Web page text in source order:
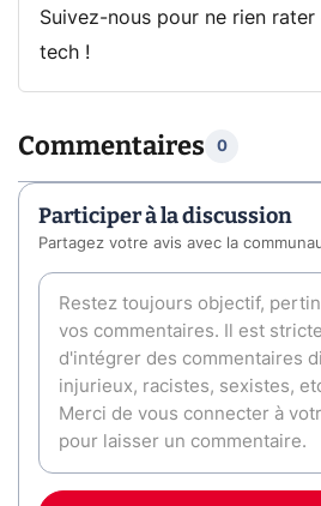
Suivez-nous pour ne rien rater
tech !
Commentaires 0
Participer à la discussion
Partagez votre avis avec la